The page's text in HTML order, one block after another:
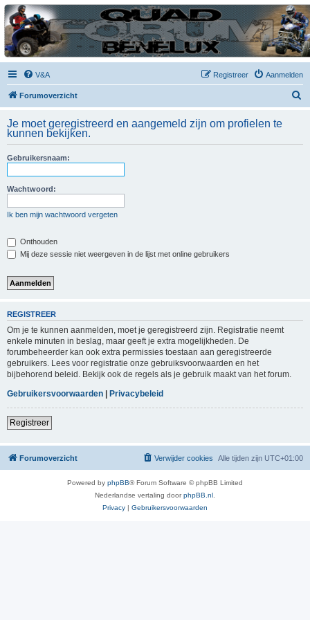
| QFB |
Hét quadforum van de Benelux
V&A Aanmelden
Registreer
Forumoverzicht
k
Je moet geregistreerd en aangemeld zijn om profielen te
kunnen bekijken.
Gebruikersnaam:
Wachtwoord:
Ik ben mijn wachtwoord vergeten
Onthouden
Mij deze sessie niet weergeven in de lijst met online gebruikers
REGISTREER
Om je te kunnen aanmelden, moet je geregistreerd zijn. Registratie neemt
enkele minuten in beslag, maar geeft je extra mogelijkheden. De
forumbeheerder kan ook extra permissies toestaan aan geregistreerde
gebruikers. Lees voor registratie onze gebruiksvoorwaarden en het
bijbehorend beleid. Bekijk ook de regels als je gebruik maakt van het forum.
Gebruikersvoorwaarden | Privacybeleid
Registreer
Forumoverzicht Alle tijden zijn UTC+01:00
Verwijder cookies
Powered by phpBB® Forum Software © phpBB Limited
Nederlandse vertaling doorphpBB.nl
Privacy | Gebruikersvoorwaarden